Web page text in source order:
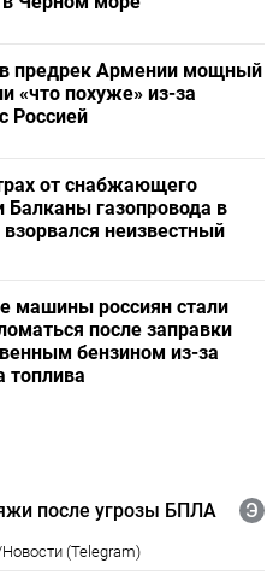
предрек Армении мощный
«что похуже» из-за
Россией
от снабжающего
Балканы газопровода в
взорвался неизвестный
машины россиян стали
после заправки
бензином из-за
топлива